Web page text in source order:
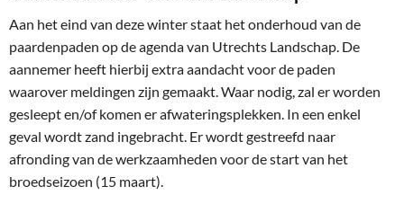
Aan het eind van deze winter staat het onderhoud van de
paardenpaden op de agenda van Utrechts Landschap. De
aannemer heeft hierbij extra aandacht voor de paden
waarover meldingen zijn gemaakt. Waar nodig, zal er worden
gesleept en/of komen er afwateringsplekken. In een enkel
geval wordt zand ingebracht. Er wordt gestreefd naar
afronding van de werkzaamheden voor de start van het
broedseizoen (15 maart).